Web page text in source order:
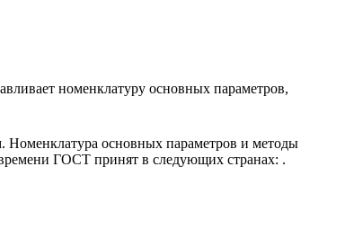
номенклатуру основных параметров,
основных параметров и методы
ГОСТ принят в следующих странах: .